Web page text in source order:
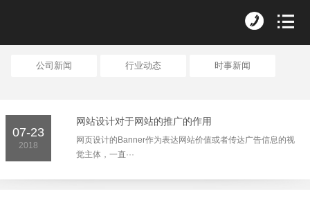
公司新闻 行业动态 时事新闻
07-23
2018
网站设计对于网站的推广的作用
网页设计的Banner作为表达网站价值或者传达广告信息的视
觉主体，一直···